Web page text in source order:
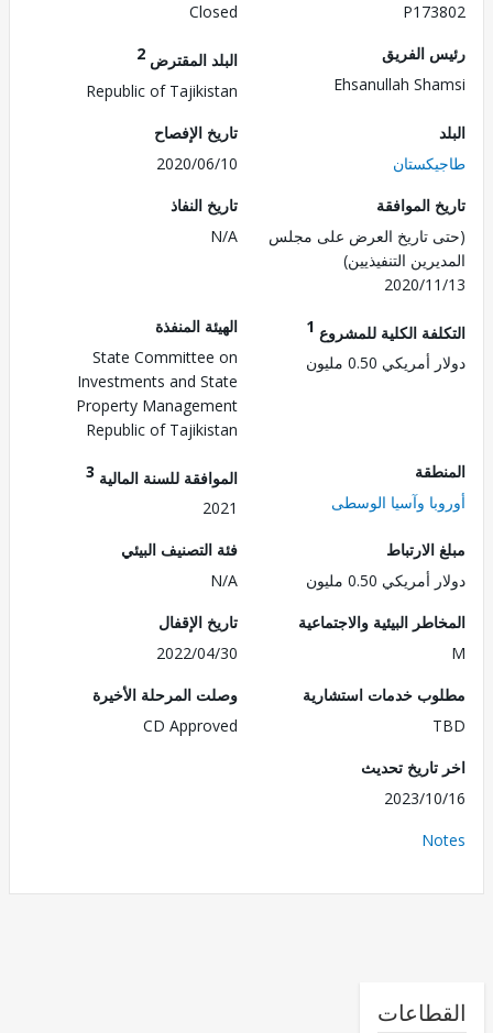
الفريق
Ehsanullah
البلد المقترض
Republic of Tajikistan
تاريخ الإفصاح
2020/06/10
الموافقة
تاريخ العرض على مجلس
التنفيذيين)
2020/
تاريخ النفاذ
N/A
الكلية للمشروع1
0.50 مليون
الهيئة المنفذة
State Committee on
Investments and State
Property Management
Republic of Tajikistan
وآسيا الوسطى
الموافقة للسنة المالية3
0.50 مليون
فئة التصنيف البيئي
البيئية والاجتماعية
تاريخ الإقفال
2022/04/30
خدمات استشارية
وصلت المرحلة الأخيرة
CD Approved
تحديث
2023/